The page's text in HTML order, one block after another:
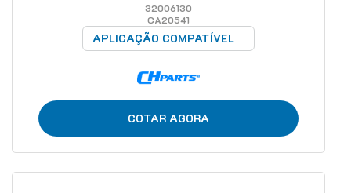
32006130
CA20541
APLICAÇÃO COMPATÍVEL
COTAR AGORA